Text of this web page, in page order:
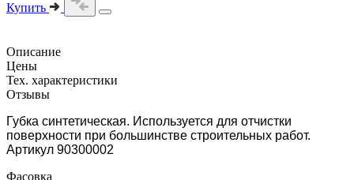
Купить
Описание
Цены
Тех. характеристики
Отзывы
Губка синтетическая. Используется для отчистки
поверхности при большинстве строительных работ.
Артикул 90300002
Фасовка